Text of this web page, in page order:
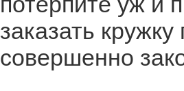
заказать
совершенно